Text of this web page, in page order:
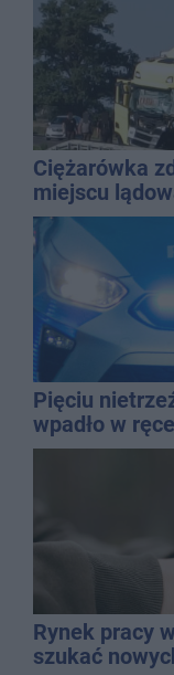
Ciężarówka
miejscu
Pięciu
wpadło w
promila
Rynek pracy
szukać